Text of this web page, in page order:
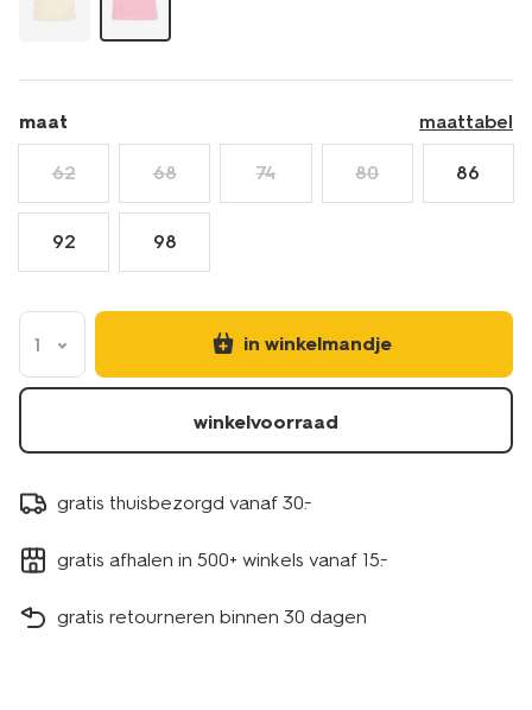
maat maattabel
62 68 74 80 86
92 98
1 in winkelmandje
winkelvoorraad
gratis thuisbezorgd vanaf 30.-
gratis afhalen in 500+ winkels vanaf 15.-
gratis retourneren binnen 30 dagen